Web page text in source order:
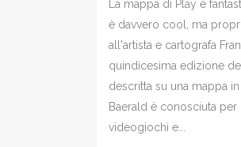
La mappa di Play è
è davvero cool, ma
all'artista e cartografa
quindicesima edizione
descritta su una mappa
Baerald è conosciuta
videogiochi e...